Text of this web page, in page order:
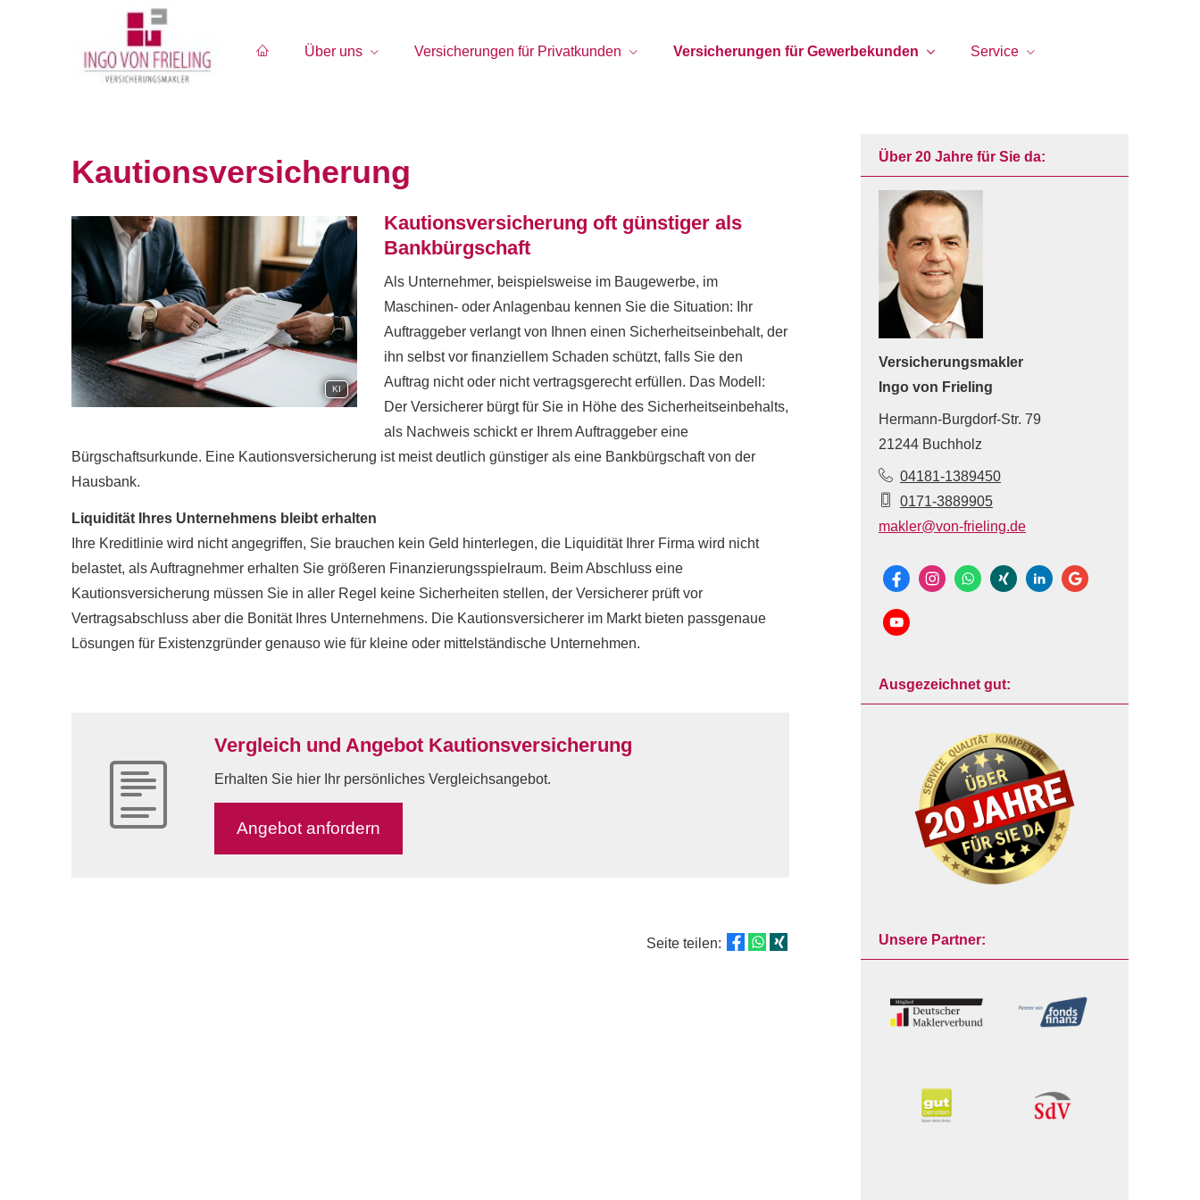
Über uns Versicherungen für Privatkunden Versicherungen für Gewerbekunden Service
Über 20 Jahre für Sie da:
Ver­sicherungs­makler
Ingo von Frieling
Hermann-Burgdorf-Str. 79
21244 Buchholz
04181-1389450
0171-3889905
makler@von-frieling.de
Ausgezeichnet gut:
Unsere Partner:
Kautionsversicherung
KI
Kautionsversicherung oft günstiger als
Bankbürgschaft
Als Unternehmer, beispielsweise im Baugewerbe, im
Maschinen- oder Anlagenbau kennen Sie die Situation: Ihr
Auftraggeber verlangt von Ihnen einen Sicherheitseinbehalt, der
ihn selbst vor finanziellem Schaden schützt, falls Sie den
Auftrag nicht oder nicht vertragsgerecht erfüllen. Das Modell:
Der Versicherer bürgt für Sie in Höhe des Sicherheitseinbehalts,
als Nachweis schickt er Ihrem Auftraggeber eine
Bürgschaftsurkunde. Eine Kautionsversicherung ist meist deutlich günstiger als eine Bankbürgschaft von der
Hausbank.
Liquidität Ihres Unternehmens bleibt erhalten
Ihre Kreditlinie wird nicht angegriffen, Sie brauchen kein Geld hinterlegen, die Liquidität Ihrer Firma wird nicht
belastet, als Auftragnehmer erhalten Sie größeren Finanzierungsspielraum. Beim Abschluss eine
Kautionsversicherung müssen Sie in aller Regel keine Sicherheiten stellen, der Versicherer prüft vor
Vertragsabschluss aber die Bonität Ihres Unternehmens. Die Kautionsversicherer im Markt bieten passgenaue
Lösungen für Existenzgründer genauso wie für kleine oder mittelständische Unternehmen.
Vergleich und Angebot Kautionsversicherung
Erhalten Sie hier Ihr persönliches Vergleichsangebot.
An­ge­bot an­for­dern
Seite teilen: